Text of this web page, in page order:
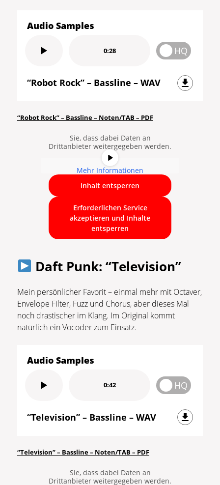
Audio Samples
0:28 HQ
“Robot Rock” – Bassline – WAV
“Robot Rock” – Bassline – Noten/TAB – PDF
auf den eigentlichen Inhalt
zuzugreifen, klicken Sie auf die
Sie, dass dabei Daten an
Drittanbieter weitergegeben werden.
Mehr Informationen
Inhalt entsperren
Erforderlichen Service
akzeptieren und Inhalte
entsperren
Daft Punk: “Television”
Mein persönlicher Favorit – einmal mehr mit Octaver,
Envelope Filter, Fuzz und Chorus, aber dieses Mal
noch drastischer im Klang. Im Original kommt
natürlich ein Vocoder zum Einsatz.
Audio Samples
0:42 HQ
“Television” – Bassline – WAV
“Television” – Bassline – Noten/TAB – PDF
zuzugreifen, klicken Sie auf die
Sie, dass dabei Daten an
Drittanbieter weitergegeben werden.